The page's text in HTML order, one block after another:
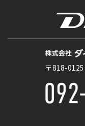
〒818-0125